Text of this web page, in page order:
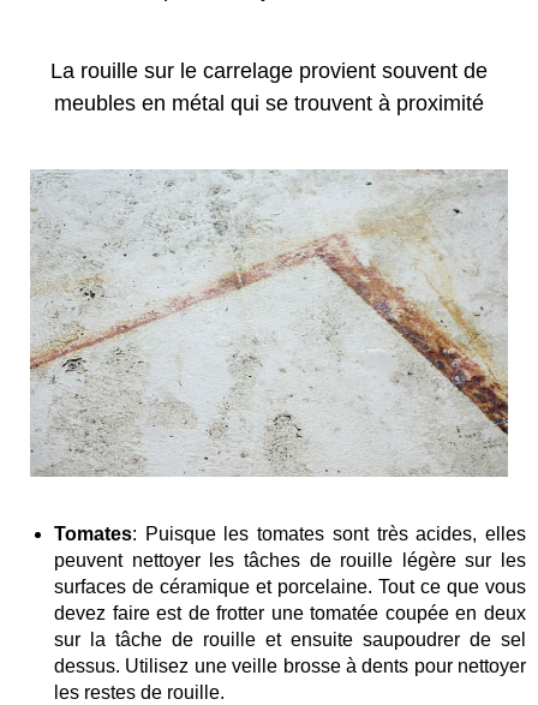
La rouille sur le carrelage provient souvent de
meubles en métal qui se trouvent à proximité
Tomates: Puisque les tomates sont très acides, elles
peuvent nettoyer les tâches de rouille légère sur les
surfaces de céramique et porcelaine. Tout ce que vous
devez faire est de frotter une tomatée coupée en deux
sur la tâche de rouille et ensuite saupoudrer de sel
dessus. Utilisez une veille brosse à dents pour nettoyer
les restes de rouille.